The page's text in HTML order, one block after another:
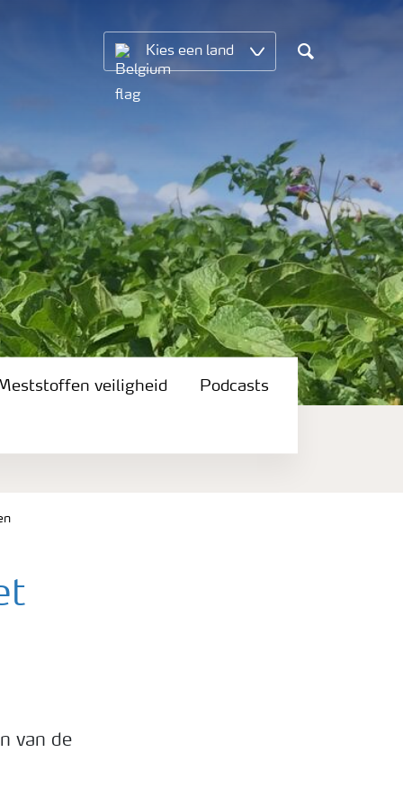
Kies een land
Search
veiligheid Podcasts
van de